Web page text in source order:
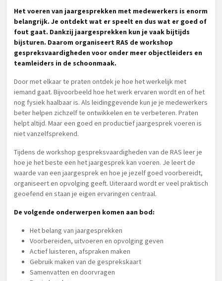
Het voeren van jaargesprekken met medewerkers is enorm
belangrijk. Je ontdekt wat er speelt en dus wat er goed of
fout gaat. Dankzij jaargesprekken kun je vaak bijtijds
bijsturen. Daarom organiseert RAS de workshop
gespreksvaardigheden voor onder meer objectleiders en
teamleiders in de schoonmaak.
Door met elkaar te praten ontdek je hoe het werkelijk met
iemand gaat. Bijvoorbeeld hoe het werk ervaren wordt en of het
nog fysiek haalbaar is. Als leidinggevende kun je je medewerkers
beter helpen zichzelf te ontwikkelen en te verbeteren. Praten
helpt altijd. Maar een goed en productief jaargesprek voeren is
niet vanzelfsprekend.
Tijdens de workshop gespreksvaardigheden van de RAS leer je
hoe je het beste een het jaargesprek kan voeren. Je leert de
waarde van een jaargesprek en hoe je jezelf goed voorbereidt,
organiseert en opvolging geeft. Uiteraard wordt er veel praktisch
geoefend en staan je eigen ervaringen centraal.
De volgende onderwerpen komen aan bod:
Het belang van jaargesprekken
Voorbereiden, uitvoeren en opvolging geven
Actief luisteren, afspraken maken
Gebruik maken van de gesprekskaart
Samenvatten en doorvragen